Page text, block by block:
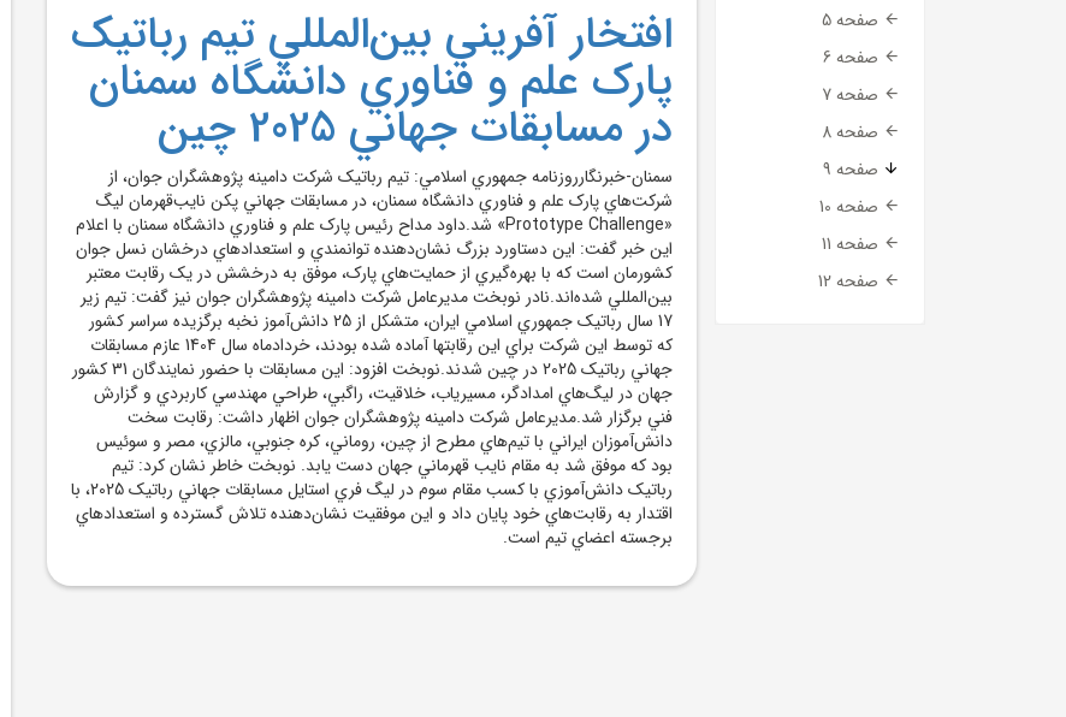
صفحه 5
صفحه 6
صفحه 7
صفحه 8
صفحه 9
صفحه 10
صفحه 11
صفحه 12
افتخار آفريني بين‌المللي تيم رباتيک
پارک علم و فناوري دانشگاه سمنان
در مسابقات جهاني 2025 چين
سمنان-خبرنگارروزنامه جمهوري اسلامي: تيم رباتيک شرکت دامينه پژوهشگران جوان، از
شرکت‌هاي پارک علم و فناوري دانشگاه سمنان، در مسابقات جهاني پکن نايب‌قهرمان ليگ
«Prototype Challenge» شد.داود مداح رئيس پارک علم و فناوري دانشگاه سمنان با اعلام
اين خبر گفت: اين دستاورد بزرگ نشان‌دهنده توانمندي و استعدادهاي درخشان نسل جوان
کشورمان است که با بهره‌گيري از حمايت‌هاي پارک، موفق به درخشش در يک رقابت معتبر
بين‌المللي شده‌اند.نادر نوبخت مديرعامل شرکت دامينه پژوهشگران جوان نيز گفت: تيم زير
17 سال رباتيک جمهوري اسلامي ايران، متشکل از 25 دانش‌آموز نخبه برگزيده سراسر کشور
که توسط اين شرکت براي اين رقابتها آماده شده بودند، خردادماه سال 1404 عازم مسابقات
جهاني رباتيک 2025 در چين شدند.نوبخت افزود: اين مسابقات با حضور نمايندگان 31 کشور
جهان در ليگ‌هاي امدادگر، مسيرياب، خلاقيت، راگبي، طراحي مهندسي کاربردي و گزارش
فني برگزار شد.مديرعامل شرکت دامينه پژوهشگران جوان اظهار داشت: رقابت سخت
دانش‌آموزان ايراني با تيم‌هاي مطرح از چين، روماني، کره جنوبي، مالزي، مصر و سوئيس
بود که موفق شد به مقام نايب قهرماني جهان دست يابد. نوبخت خاطر نشان کرد: تيم
رباتيک دانش‌آموزي با کسب مقام سوم در ليگ فري استايل مسابقات جهاني رباتيک 2025، با
اقتدار به رقابت‌هاي خود پايان داد و اين موفقيت نشان‌دهنده تلاش گسترده و استعدادهاي
برجسته اعضاي تيم است.